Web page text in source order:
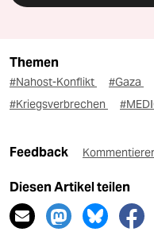
Themen
#Nahost-Konflikt #Gaza
#Kriegsverbrechen
Feedback
Diesen Artikel teilen